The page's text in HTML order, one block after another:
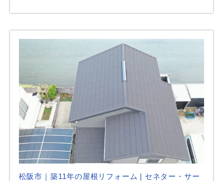
松阪市｜築11年の屋根リフォーム | セネター・サー